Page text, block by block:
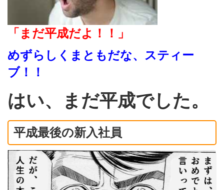
「まだ平成だよ！！」
めずらしくまともだな、スティー
ブ！！
はい、まだ平成でした。
平成最後の新入社員